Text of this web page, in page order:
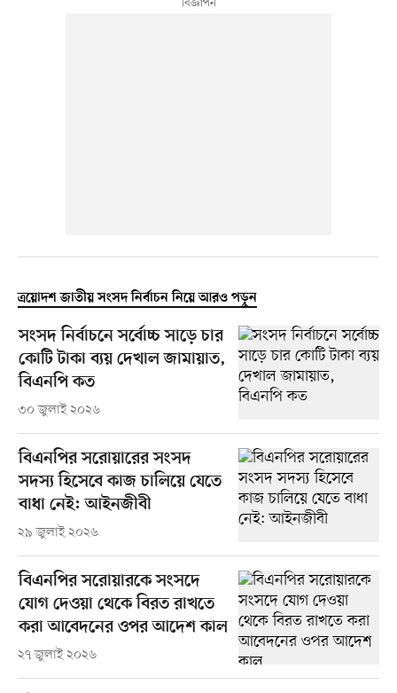
ত্রয়োদশ জাতীয় সংসদ নির্বাচন নিয়ে আরও পড়ুন
সংসদ নির্বাচনে সর্বোচ্চ সাড়ে চার
কোটি টাকা ব্যয় দেখাল জামায়াত,
বিএনপি কত
৩০ জুলাই ২০২৬
বিএনপির সরোয়ারের সংসদ
সদস্য হিসেবে কাজ চালিয়ে যেতে
বাধা নেই: আইনজীবী
২৯ জুলাই ২০২৬
বিএনপির সরোয়ারকে সংসদে
যোগ দেওয়া থেকে বিরত রাখতে
করা আবেদনের ওপর আদেশ কাল
২৭ জুলাই ২০২৬